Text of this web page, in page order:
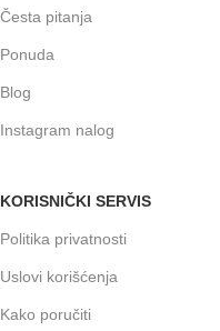
Česta pitanja
Ponuda
Blog
Instagram nalog
KORISNIČKI SERVIS
Politika privatnosti
Uslovi korišćenja
Kako poručiti